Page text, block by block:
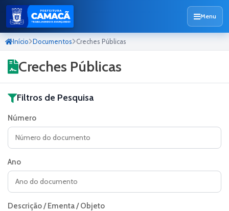
Menu
Início Documentos Creches Públicas
Creches Públicas
Filtros de Pesquisa
Número
Ano
Descrição / Ementa / Objeto